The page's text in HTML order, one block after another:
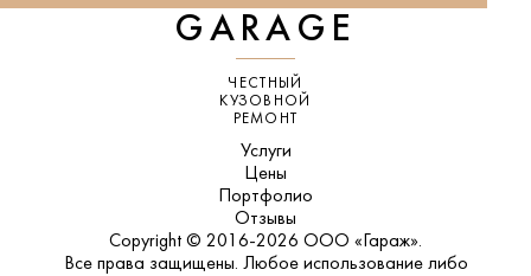
GARAGE
ЧЕСТНЫЙ
КУЗОВНОЙ
РЕМОНТ
Услуги
Цены
Портфолио
Отзывы
Copyright © 2016-2026 ООО «Гараж».
Все права защищены. Любое использование либо